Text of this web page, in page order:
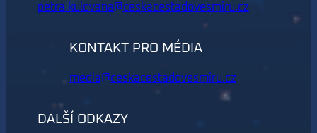
petra.kulovana@ceskacestadovesmiru.cz
KONTAKT PRO MÉDIA
media@ceskacestadovesmiru.cz
DALŠÍ ODKAZY